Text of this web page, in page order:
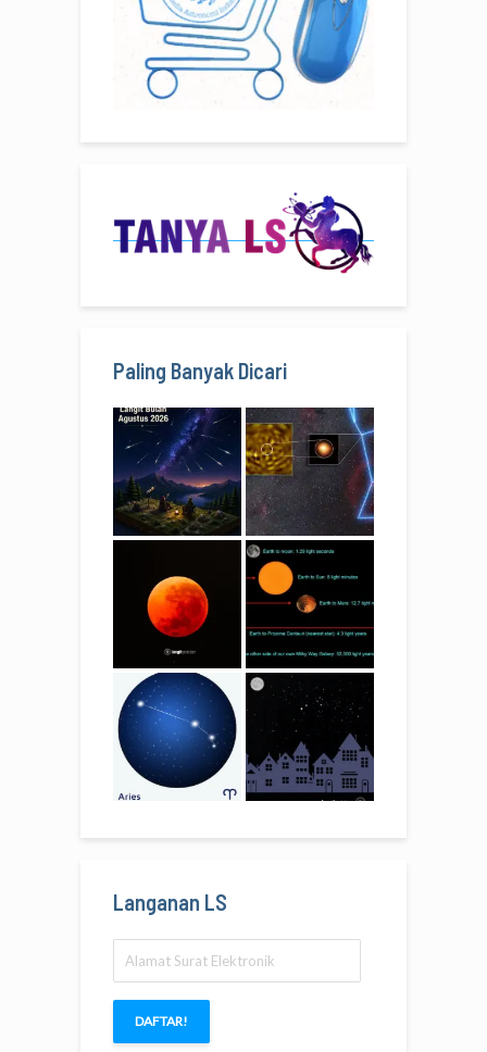
Paling Banyak Dicari
Langanan LS
Surat
Elektronik
DAFTAR!